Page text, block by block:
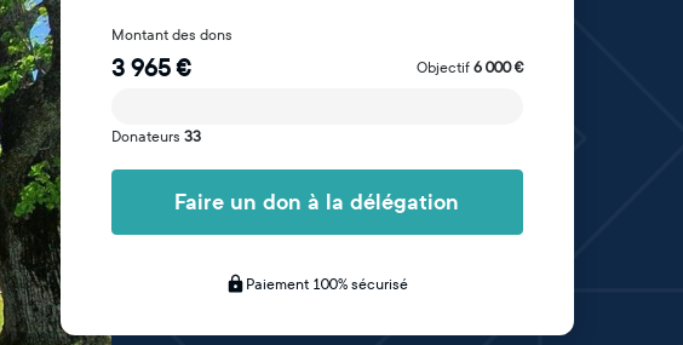
Montant des dons
3 965€ Objectif 6 000€
Donateurs 33
Faire un don à la délégation
Paiement 100% sécurisé